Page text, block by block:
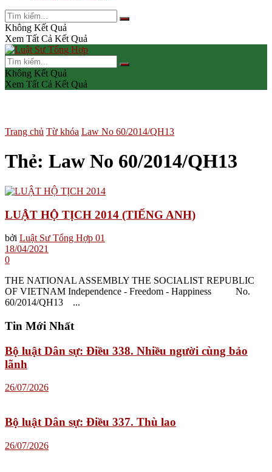
Không Kết Quả
Xem Tất Cả Kết Quả
Không Kết Quả
Xem Tất Cả Kết Quả
Trang chủ Từ khóa Law No 60/2014/QH13
Thẻ: Law No 60/2014/QH13
LUẬT HỘ TỊCH 2014 (TIẾNG ANH)
bởi Luật Sư Tổng Hợp 01
18/04/2021
0
THE NATIONAL ASSEMBLY THE SOCIALIST REPUBLIC
OF VIETNAM Independence - Freedom - Happiness No.
60/2014/QH13 ...
Tin Mới Nhất
Bộ luật Dân sự: Điều 338. Nhiều người cùng bảo
lãnh
26/07/2026
Bộ luật Dân sự: Điều 337. Thù lao
26/07/2026